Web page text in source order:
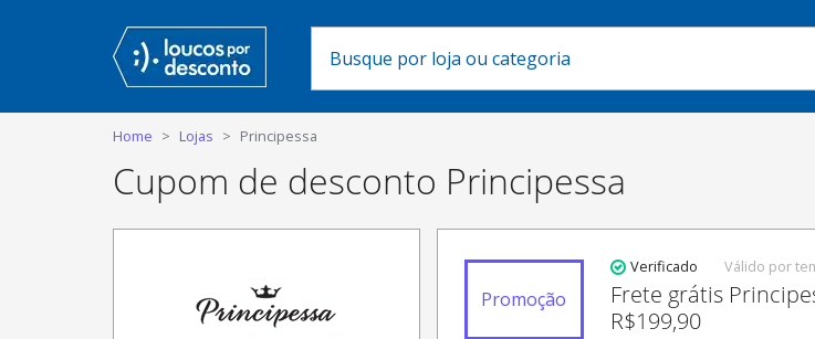
Home Lojas Principessa
Cupom de desconto Principessa
Promoção
Verificado Válido por
Frete grátis
R$199,90